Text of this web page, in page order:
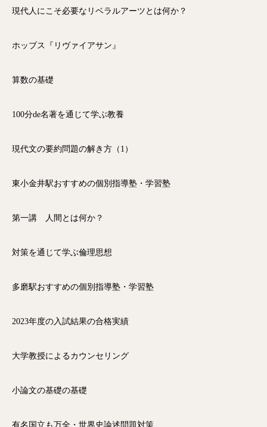
現代人にこそ必要なリベラルアーツとは何か？
ホッブス『リヴァイアサン』
算数の基礎
100分de名著を通じて学ぶ教養
現代文の要約問題の解き方（1）
東小金井駅おすすめの個別指導塾・学習塾
第一講 人間とは何か？
対策を通じて学ぶ倫理思想
多磨駅おすすめの個別指導塾・学習塾
2023年度の入試結果の合格実績
大学教授によるカウンセリング
小論文の基礎の基礎
有名国立も万全・世界史論述問題対策